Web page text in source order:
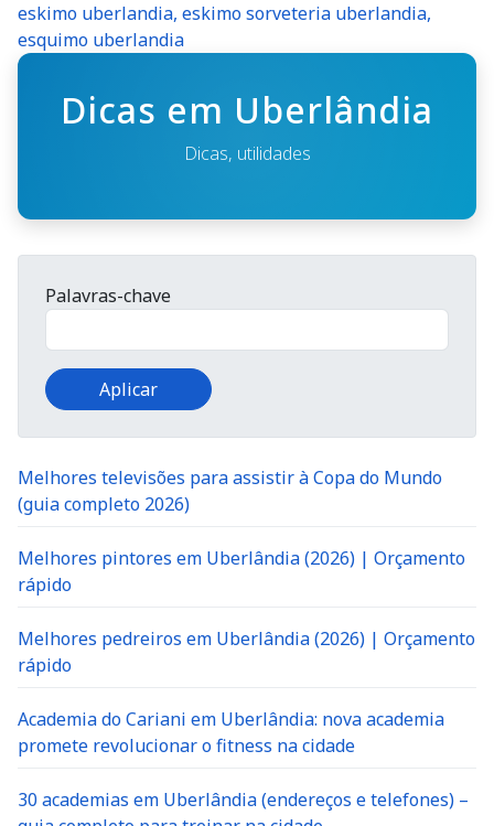
eskimo uberlandia, eskimo sorveteria uberlandia,
esquimo uberlandia
Dicas em Uberlândia
Dicas, utilidades
Palavras-chave
Melhores televisões para assistir à Copa do Mundo
(guia completo 2026)
Melhores pintores em Uberlândia (2026) | Orçamento
rápido
Melhores pedreiros em Uberlândia (2026) | Orçamento
rápido
Academia do Cariani em Uberlândia: nova academia
promete revolucionar o fitness na cidade
30 academias em Uberlândia (endereços e telefones) –